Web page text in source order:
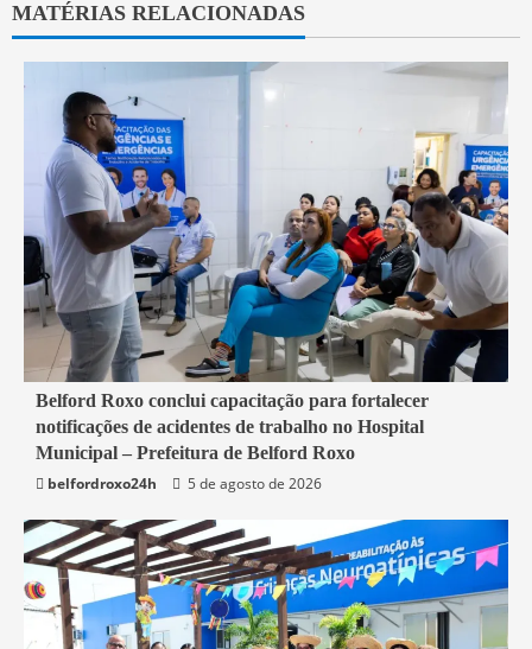
MATÉRIAS RELACIONADAS
2 min read
Belford Roxo
Belford Roxo conclui capacitação para fortalecer
notificações de acidentes de trabalho no Hospital
Municipal – Prefeitura de Belford Roxo
belfordroxo24h
5 de agosto de 2026